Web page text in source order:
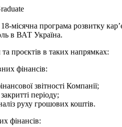
місячна програма розвитку
в ВАТ Україна.
та проєктів в таких напрямках:
фінансів:
звітності Компанії;
періоду;
руху грошових коштів.
фінансів: